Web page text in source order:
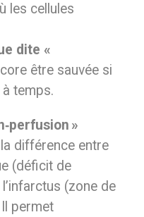
les cellules
dite «
être sauvée si
temps.
»
différence entre
(déficit de
(zone de
permet